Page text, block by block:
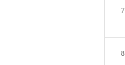
7
8